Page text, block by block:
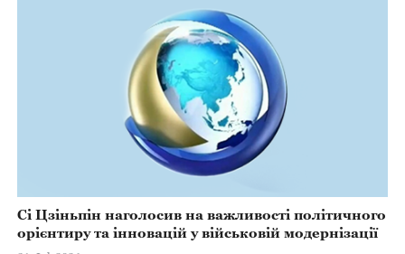
Сі Цзіньпін наголосив на важливості політичного
орієнтиру та інновацій у військовій модернізації